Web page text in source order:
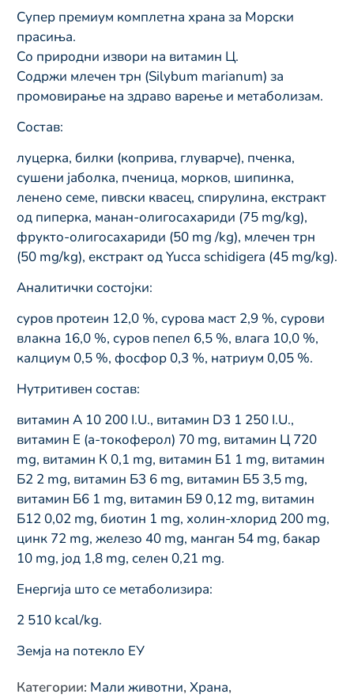
Супер премиум комплетна храна за Морски
прасиња.
Со природни извори на витамин Ц.
Содржи млечен трн (Silybum marianum) за
промовирање на здраво варење и метаболизам.
Состав:
луцерка, билки (коприва, глуварче), пченка,
сушени јаболка, пченица, морков, шипинка,
ленено семе, пивски квасец, спирулина, екстракт
од пиперка, манан-олигосахариди (75 mg/kg),
фрукто-олигосахариди (50 mg /kg), млечен трн
(50 mg/kg), екстракт од Yucca schidigera (45 mg/kg).
Аналитички состојки:
суров протеин 12,0 %, сурова маст 2,9 %, сурови
влакна 16,0 %, суров пепел 6,5 %, влага 10,0 %,
калциум 0,5 %, фосфор 0,3 %, натриум 0,05 %.
Нутритивен состав:
витамин А 10 200 I.U., витамин D3 1 250 I.U.,
витамин Е (а-токоферол) 70 mg, витамин Ц 720
mg, витамин К 0,1 mg, витамин Б1 1 mg, витамин
Б2 2 mg, витамин Б3 6 mg, витамин Б5 3,5 mg,
витамин Б6 1 mg, витамин Б9 0,12 mg, витамин
Б12 0,02 mg, биотин 1 mg, холин-хлорид 200 mg,
цинк 72 mg, железо 40 mg, манган 54 mg, бакар
10 mg, јод 1,8 mg, селен 0,21 mg.
Енергија што се метаболизира:
2 510 kcal/kg.
Земја на потекло ЕУ
Категории: Мали животни, Храна,